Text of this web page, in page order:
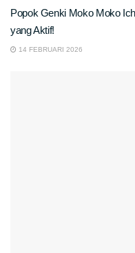
Popok Genki Moko Moko
yang Aktif!
14 FEBRUARI 2026